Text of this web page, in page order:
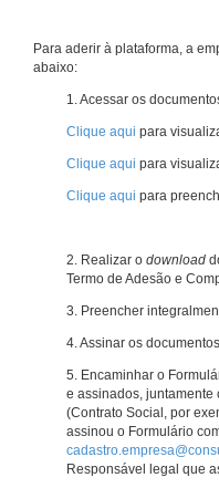
Para aderir à plataforma, a
abaixo:
1. Acessar os
Clique aqui para
Clique aqui para
Clique aqui para
2. Realizar o download
Termo de Adesão e
3. Preencher
4. Assinar os
5. Encaminhar o
e assinados, juntamente
(Contrato Social, por
assinou o Formulário
Responsável legal que